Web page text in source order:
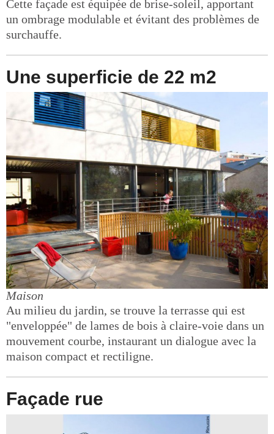
Cette façade est équipée de brise-soleil, apportant
un ombrage modulable et évitant des problèmes de
surchauffe.
Une superficie de 22 m2
Maison
Au milieu du jardin, se trouve la terrasse qui est
"enveloppée" de lames de bois à claire-voie dans un
mouvement courbe, instaurant un dialogue avec la
maison compact et rectiligne.
Façade rue